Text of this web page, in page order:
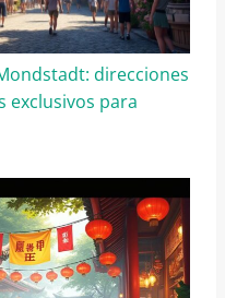
direcciones
exclusivos para